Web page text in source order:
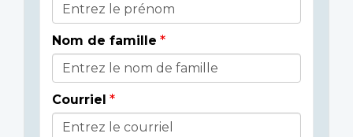
Donor
Details
Nom de famille
Courriel